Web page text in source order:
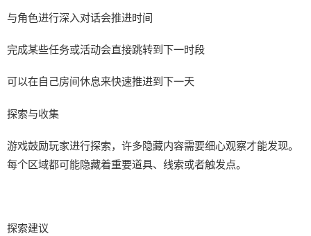
与角色进行深入对话会推进时间
完成某些任务或活动会直接跳转到下一时段
可以在自己房间休息来快速推进到下一天
探索与收集
游戏鼓励玩家进行探索，许多隐藏内容需要细心观察才能发现。
每个区域都可能隐藏着重要道具、线索或者触发点。
探索建议